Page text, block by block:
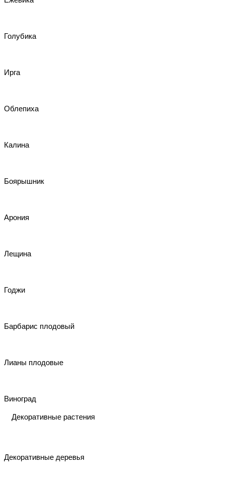
Голубика
Ирга
Облепиха
Калина
Боярышник
Арония
Лещина
Годжи
Барбарис плодовый
Лианы плодовые
Виноград
Декоративные растения
Декоративные деревья